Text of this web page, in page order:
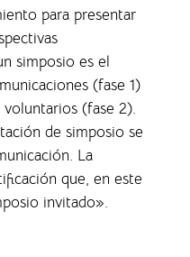
para presentar
simposio es el
(fase 1)
(fase 2).
de simposio se
La
que, en este
invitado».